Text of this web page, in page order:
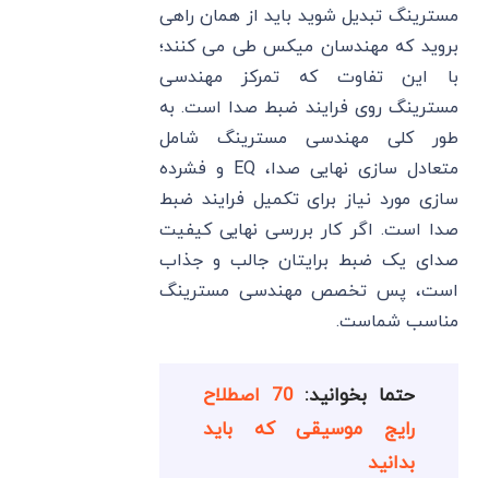
مسترینگ تبدیل شوید باید از همان راهی
بروید که مهندسان میکس طی می کنند؛
با این تفاوت که تمرکز مهندسی
مسترینگ روی فرایند ضبط صدا است. به
طور کلی مهندسی مسترینگ شامل
متعادل سازی نهایی صدا، EQ و فشرده
سازی مورد نیاز برای تکمیل فرایند ضبط
صدا است. اگر کار بررسی نهایی کیفیت
صدای یک ضبط برایتان جالب و جذاب
است، پس تخصص مهندسی مسترینگ
مناسب شماست.
حتما بخوانید:
70 اصطلاح
رایج موسیقی که باید
بدانید